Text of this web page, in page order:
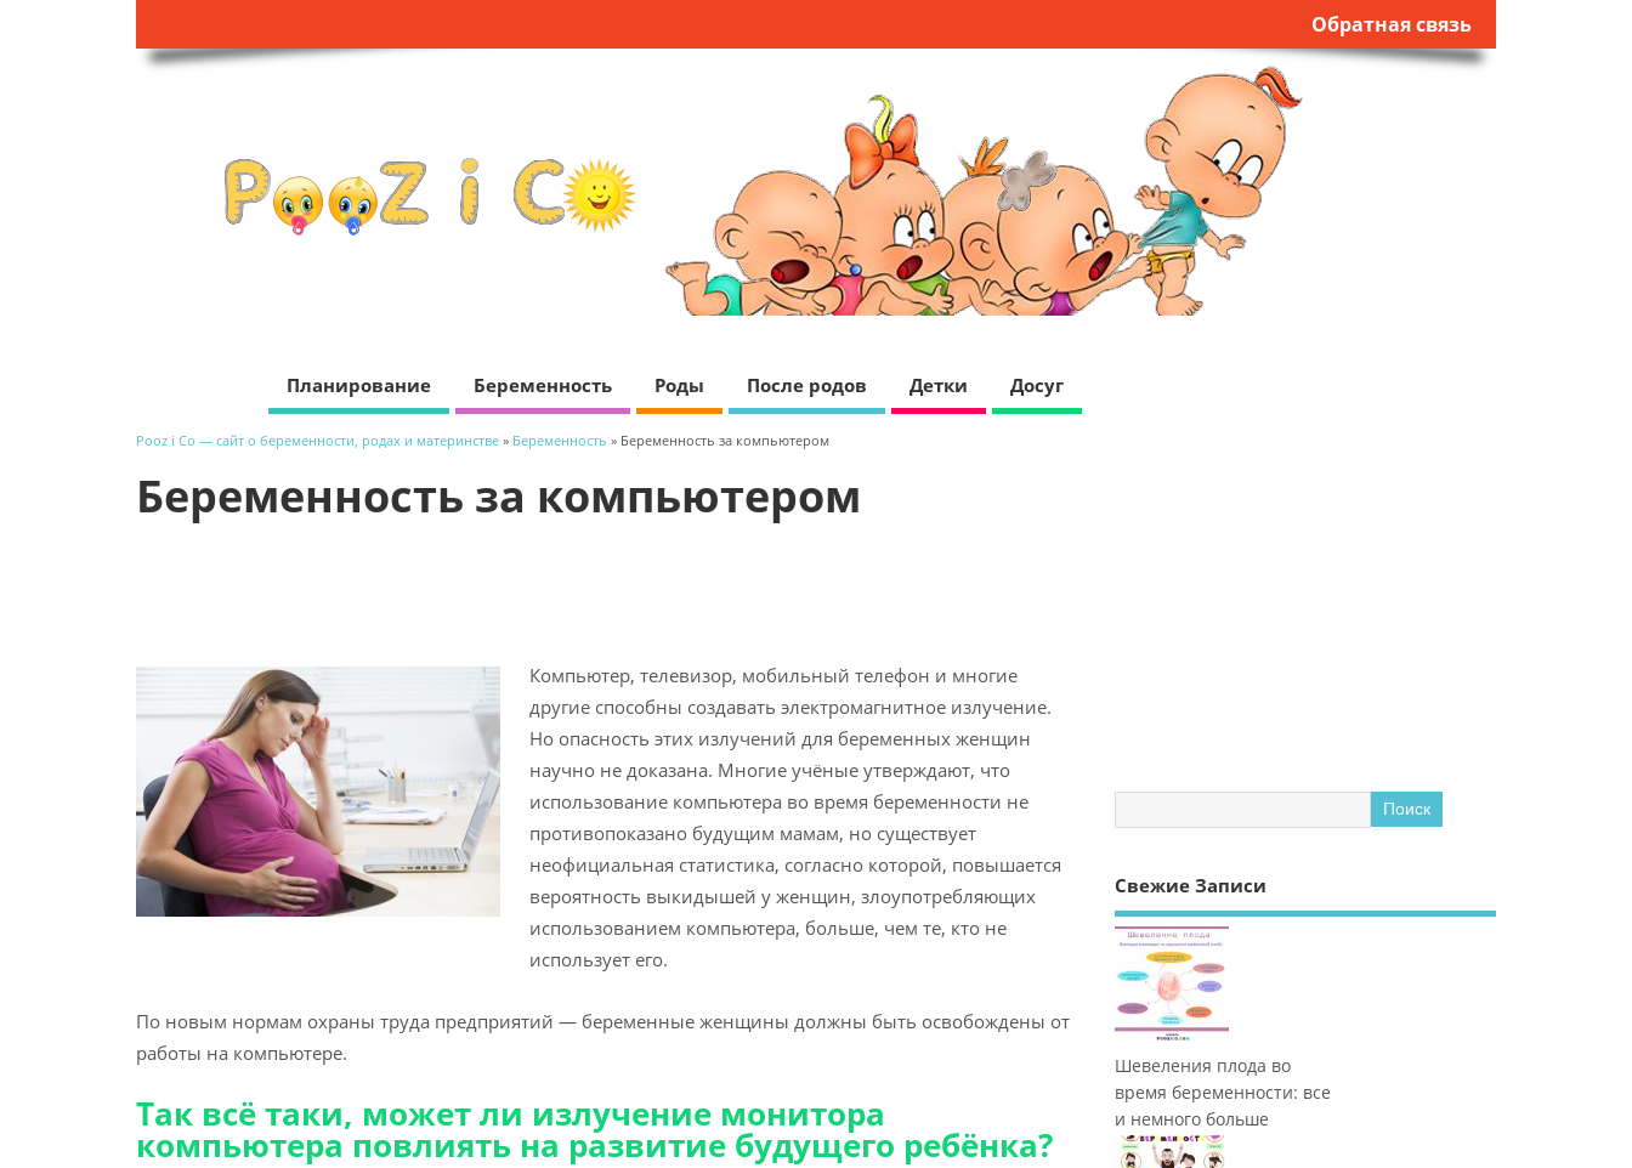
Обратная связь
Досуг
Детки
После родов
Роды
Беременность
Планирование
Pooz i Co — сайт о беременности, родах и материнстве » Беременность » Беременность за компьютером
Беременность за компьютером
Компьютер, телевизор, мобильный телефон и многие
другие способны создавать электромагнитное излучение.
Но опасность этих излучений для беременных женщин
научно не доказана. Многие учёные утверждают, что
использование компьютера во время беременности не
противопоказано будущим мамам, но существует
неофициальная статистика, согласно которой, повышается
вероятность выкидышей у женщин, злоупотребляющих
использованием компьютера, больше, чем те, кто не
использует его.
По новым нормам охраны труда предприятий — беременные женщины должны быть освобождены от
работы на компьютере.
Так всё таки, может ли излучение монитора
компьютера повлиять на развитие будущего ребёнка?
Свежие Записи
Шевеления плода во
время беременности: все
и немного больше